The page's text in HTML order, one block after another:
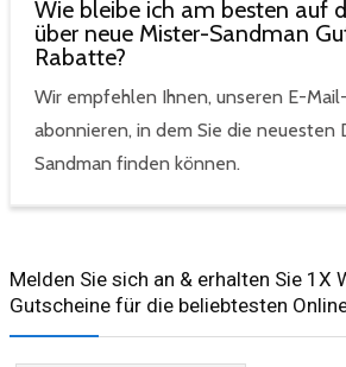
Wie bleibe ich am besten auf
über neue Mister-Sandman
Rabatte?
Wir empfehlen Ihnen, unseren E-
abonnieren, in dem Sie die neuesten
Sandman finden können.
Melden Sie sich an & erhalten Sie 1X
Gutscheine für die beliebtesten